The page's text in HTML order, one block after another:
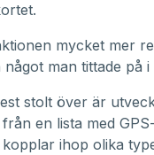
mycket mer
man tittade på i
stolt över är
en lista med
ihop olika